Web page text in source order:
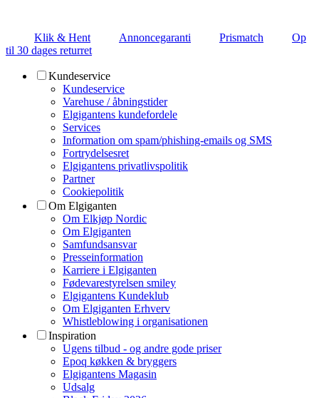
Klik & Hent Annoncegaranti Prismatch
Op
til 30 dages returret
Kundeservice
Kundeservice
Varehuse / åbningstider
Elgigantens kundefordele
Services
Information om spam/phishing-emails og SMS
Fortrydelsesret
Elgigantens privatlivspolitik
Partner
Cookiepolitik
Om Elgiganten
Om Elkjøp Nordic
Om Elgiganten
Samfundsansvar
Presseinformation
Karriere i Elgiganten
Fødevarestyrelsen smiley
Elgigantens Kundeklub
Om Elgiganten Erhverv
Whistleblowing i organisationen
Inspiration
Ugens tilbud - og andre gode priser
Epoq køkken & bryggers
Elgigantens Magasin
Udsalg